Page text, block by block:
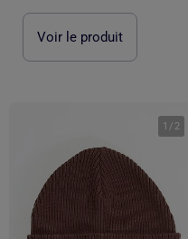
Voir le produit
1 / 2